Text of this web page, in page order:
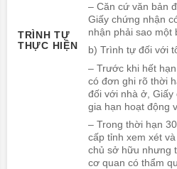
TRÌNH TỰ
THỰC HIỆN
– Căn cứ văn bản
Giấy chứng nhận
nhận phải sao một
b) Trình tự đối với
– Trước khi hết
có đơn ghi rõ thời
đối với nhà ở,
gia hạn hoạt động
– Trong thời hạn
cấp tỉnh xem xét
chủ sở hữu nhưng
cơ quan có thẩm